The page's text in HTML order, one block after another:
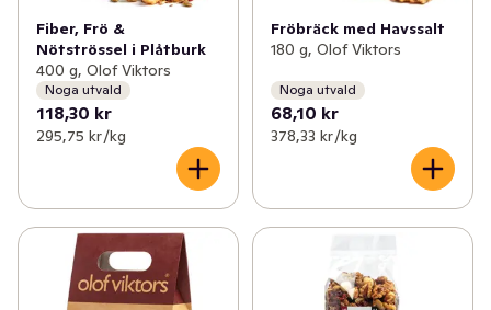
Pärlans konfektyr (5)
✓ Bosarpkyckling (4)
✓ Gotlandschips
(29)
✓ REKO (5)
Melins (18)
Fiber, Frö &
Nötströssel i Plåtburk
400 g, Olof Viktors
Noga utvald
118,30 kr
295,75 kr /kg
Fröbräck med Havssalt
180 g, Olof Viktors
Noga utvald
68,10 kr
378,33 kr /kg